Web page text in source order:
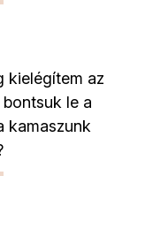
kielégítem az
le a
kamaszunk